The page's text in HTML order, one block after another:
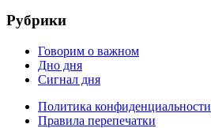
Рубрики
Говорим о важном
Дно дня
Сигнал дня
Политика конфиденциальности
Правила перепечатки